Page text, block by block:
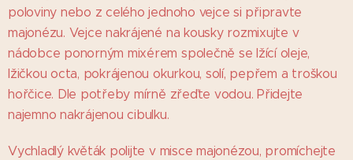
poloviny nebo z celého jednoho vejce si připravte
majonézu. Vejce nakrájené na kousky rozmixujte v
nádobce ponorným mixérem společně se lžící oleje,
lžičkou octa, pokrájenou okurkou, solí, pepřem a troškou
hořčice. Dle potřeby mírně zřeďte vodou. Přidejte
najemno nakrájenou cibulku.
Vychladlý květák polijte v misce majonézou, promíchejte